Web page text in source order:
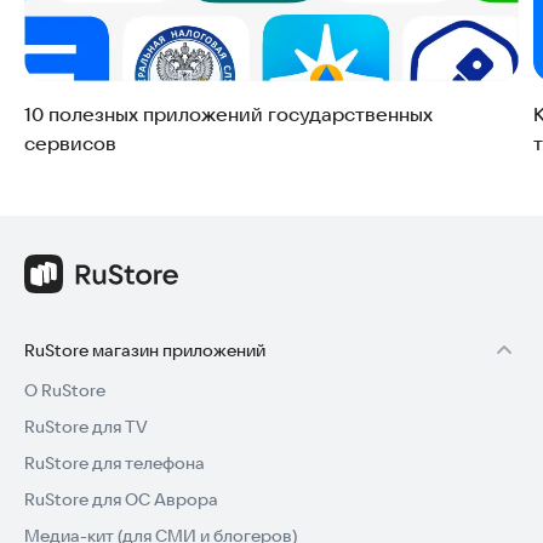
10 полезных приложений государственных
сервисов
RuStore магазин приложений
О RuStore
RuStore для TV
RuStore для телефона
RuStore для ОС Аврора
Медиа-кит (для СМИ и блогеров)